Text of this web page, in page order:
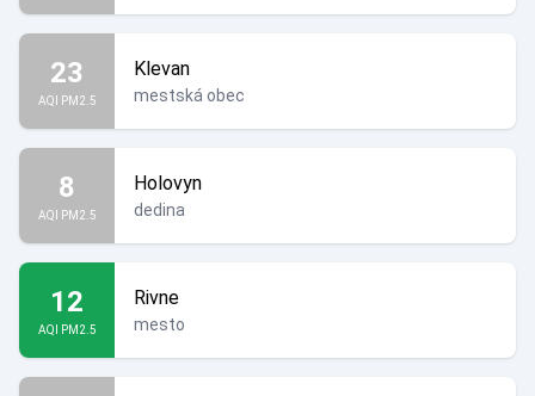
23
AQI PM2.5
Klevan
mestská obec
8
AQI PM2.5
Holovyn
dedina
12
AQI PM2.5
Rivne
mesto